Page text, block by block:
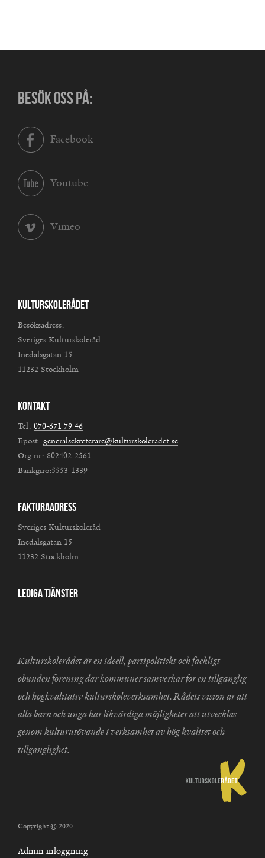
BESÖK OSS PÅ:
Facebook
Youtube
Vimeo
Kulturskolerådet
Besöksadress:
Sveriges Kulturskoleråd
Inedalsgatan 15
11232 Stockholm
Kontakt
Tel: 070-671 79 46
Epost: generalsekreterare@kulturskoleradet.se
Org nr: 802402-2561
Bankgiro:5553-1339
Fakturaadress
Sveriges Kulturskoleråd
Inedalsgatan 15
11232 Stockholm
Lediga tjänster
Kulturskolerådet är en ideell, partipolitiskt och fackligt
obunden förening där kommuner samverkar för en tillgänglig
och högkvalitativ kulturskoleverksamhet. Rådets vision är att
alla barn och unga har likvärdiga möjligheter att utvecklas
genom kulturutövande i verksamhet av hög kvalitet och
tillgänglighet.
Copyright © 2020
Admin inloggning